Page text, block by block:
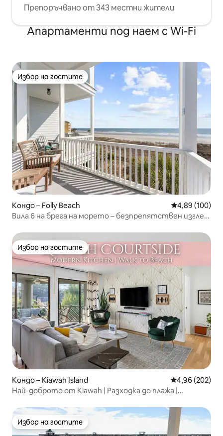
Препоръчвано от 343 местни жители
Апартаменти под наем с Wi-Fi
Избор на гостите
Избор на гостите
Кондо – Folly Beach Средна
4,89 (100)
Вила 6 на брега на морето – безпрепятствен изглед
Избор на гостите
Избор на гостите
Кондо – Kiawah Island Средна
4,96 (202)
Най-доброто от Kiawah | Разходка до плажа |
Избор на гостите
Избор на гостите